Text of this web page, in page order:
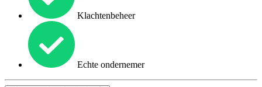
Klachtenbeheer
Echte ondernemer